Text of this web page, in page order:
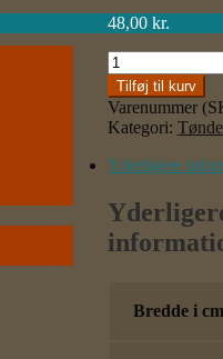
48,00 kr.
Bertha
antal
Tilføj til kurv
Varenummer
Kategori:
Yderligere
Bredde i cm